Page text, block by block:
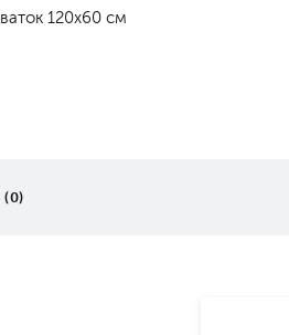
120х60 см